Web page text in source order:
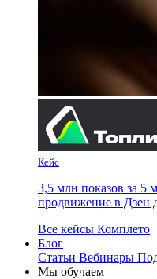
Кейс
3,5 млн показов за 5
продвижение в
Все кейсы Комплето
Блог
Статьи Вебинары
Мы обучаем